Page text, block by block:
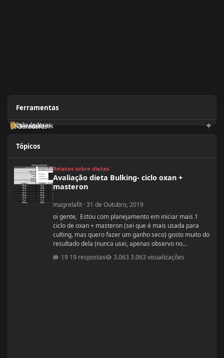
Ferramentas
Geradores
Orientadores
Calculadoras
Tópicos
Relatos sobre dietas
Avaliação dieta Bulking- ciclo oxan +
masteron
magrelafit ·31 de Outubro, 2019
oi gente, Estou com planejamento em iniciar mais 1
ciclo de oxan + masteron (sei que é mais usada para
culting, mas quero fazer um ganho seco) gosto muito do
resultado dela (nunca usei, apenas observo no
pessoal). ja fiz 2 ciclos de oxandrolona 1 em 2016(6
semanas) e outro 2017.(6 semanas) , mas o meu
19 respostas 3.063 visualizações